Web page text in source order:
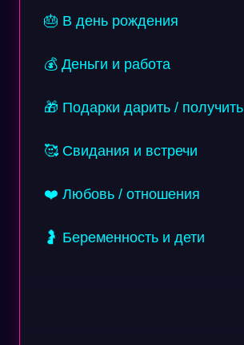
🎂 В день рождения
💰 Деньги и работа
🎁 Подарки дарить / получить
🥰 Свидания и встречи
❤️ Любовь / отношения
🤰 Беременность и дети